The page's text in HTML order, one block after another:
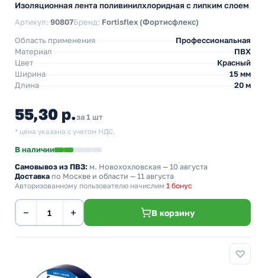
Изоляционная лента поливинилхлоридная с липким слоем
Артикул: 90807Бренд: Fortisflex (Фортисфлекс)
Область применения
Профессиональная
Материал
ПВХ
Цвет
Красный
Ширина
15 мм
Длина
20 м
55,30 р.за 1 шт
* цена указана с учетом НДС.
В наличии
Самовывоз из ПВЗ: м. Новохохловская — 10 августа
Доставка по Москве и области — 11 августа
Авторизованному пользователю начислим 1 бонус
− + В корзину